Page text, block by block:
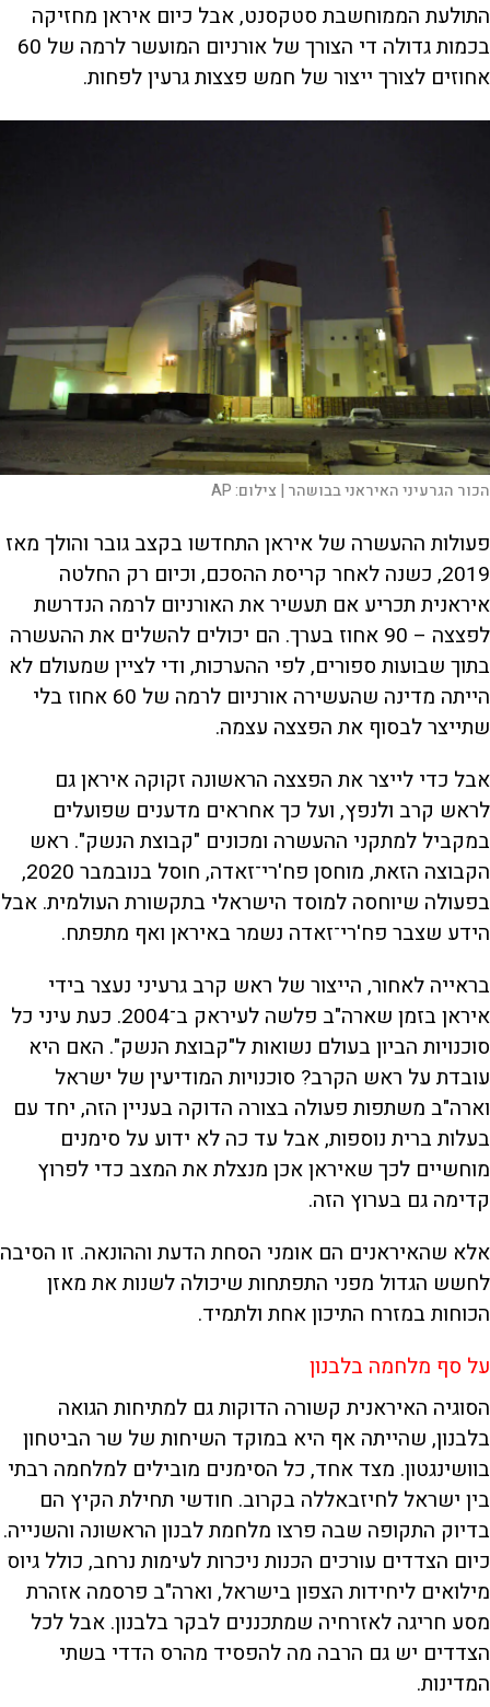
התולעת הממוחשבת סטקסנט, אבל כיום איראן מחזיקה
בכמות גדולה די הצורך של אורניום המועשר לרמה של 60
אחוזים לצורך ייצור של חמש פצצות גרעין לפחות.
הכור הגרעיני האיראני בבושהר | צילום:AP
פעולות ההעשרה של איראן התחדשו בקצב גובר והולך מאז
2019, כשנה לאחר קריסת ההסכם, וכיום רק החלטה
איראנית תכריע אם תעשיר את האורניום לרמה הנדרשת
לפצצה – 90 אחוז בערך. הם יכולים להשלים את ההעשרה
בתוך שבועות ספורים, לפי ההערכות, ודי לציין שמעולם לא
הייתה מדינה שהעשירה אורניום לרמה של 60 אחוז בלי
שתייצר לבסוף את הפצצה עצמה.
אבל כדי לייצר את הפצצה הראשונה זקוקה איראן גם
לראש קרב ולנפץ, ועל כך אחראים מדענים שפועלים
במקביל למתקני ההעשרה ומכונים "קבוצת הנשק". ראש
הקבוצה הזאת, מוחסן פח'רי־זאדה, חוסל בנובמבר 2020,
בפעולה שיוחסה למוסד הישראלי בתקשורת העולמית. אבל
הידע שצבר פח'רי־זאדה נשמר באיראן ואף מתפתח.
בראייה לאחור, הייצור של ראש קרב גרעיני נעצר בידי
איראן בזמן שארה"ב פלשה לעיראק ב־2004. כעת עיני כל
סוכנויות הביון בעולם נשואות ל"קבוצת הנשק". האם היא
עובדת על ראש הקרב? סוכנויות המודיעין של ישראל
וארה"ב משתפות פעולה בצורה הדוקה בעניין הזה, יחד עם
בעלות ברית נוספות, אבל עד כה לא ידוע על סימנים
מוחשיים לכך שאיראן אכן מנצלת את המצב כדי לפרוץ
קדימה גם בערוץ הזה.
אלא שהאיראנים הם אומני הסחת הדעת וההונאה. זו הסיבה
לחשש הגדול מפני התפתחות שיכולה לשנות את מאזן
הכוחות במזרח התיכון אחת ולתמיד.
על סף מלחמה בלבנון
הסוגיה האיראנית קשורה הדוקות גם למתיחות הגואה
בלבנון, שהייתה אף היא במוקד השיחות של שר הביטחון
בוושינגטון. מצד אחד, כל הסימנים מובילים למלחמה רבתי
בין ישראל לחיזבאללה בקרוב. חודשי תחילת הקיץ הם
בדיוק התקופה שבה פרצו מלחמת לבנון הראשונה והשנייה.
כיום הצדדים עורכים הכנות ניכרות לעימות נרחב, כולל גיוס
מילואים ליחידות הצפון בישראל, וארה"ב פרסמה אזהרת
מסע חריגה לאזרחיה שמתכננים לבקר בלבנון. אבל לכל
הצדדים יש גם הרבה מה להפסיד מהרס הדדי בשתי
המדינות.